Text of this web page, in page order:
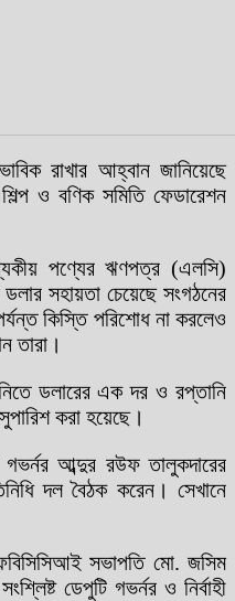
রাখার আহ্বান জানিয়েছে
শিল্প ও বণিক সমিতি ফেডারেশন
পণ্যের ঋণপত্র (এলসি)
সহায়তা চেয়েছে সংগঠনের
কিস্তি পরিশোধ না করলেও
তারা।
ডলারের এক দর ও রপ্তানি
করা হয়েছে।
গভর্নর আব্দুর রউফ তালুকদারের
দল বৈঠক করেন। সেখানে
সভাপতি মো. জসিম
ডেপুটি গভর্নর ও নির্বাহী